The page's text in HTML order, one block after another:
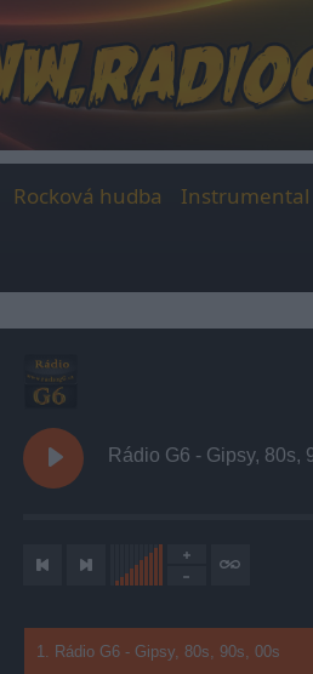
Rocková hudba Instrumental
1. Rádio G6 - Gipsy, 80s, 90s, 00s